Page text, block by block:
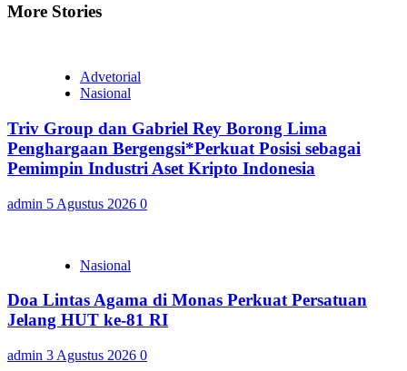
More Stories
Advetorial
Nasional
Triv Group dan Gabriel Rey Borong Lima
Penghargaan Bergengsi*Perkuat Posisi sebagai
Pemimpin Industri Aset Kripto Indonesia
admin 5 Agustus 2026 0
Nasional
Doa Lintas Agama di Monas Perkuat Persatuan
Jelang HUT ke-81 RI
admin 3 Agustus 2026 0